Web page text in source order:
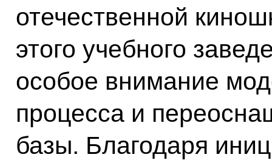
отечественной
этого учебного
особое внимание
процесса и
базы. Благодаря